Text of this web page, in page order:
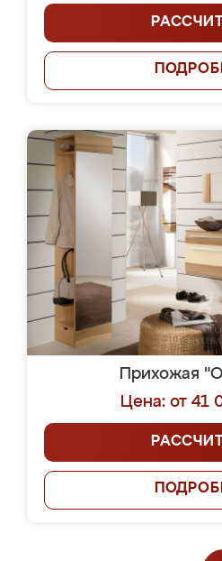
Прихожая
Цена: от 41